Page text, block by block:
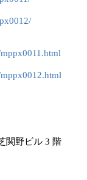
関野ビル 3 階